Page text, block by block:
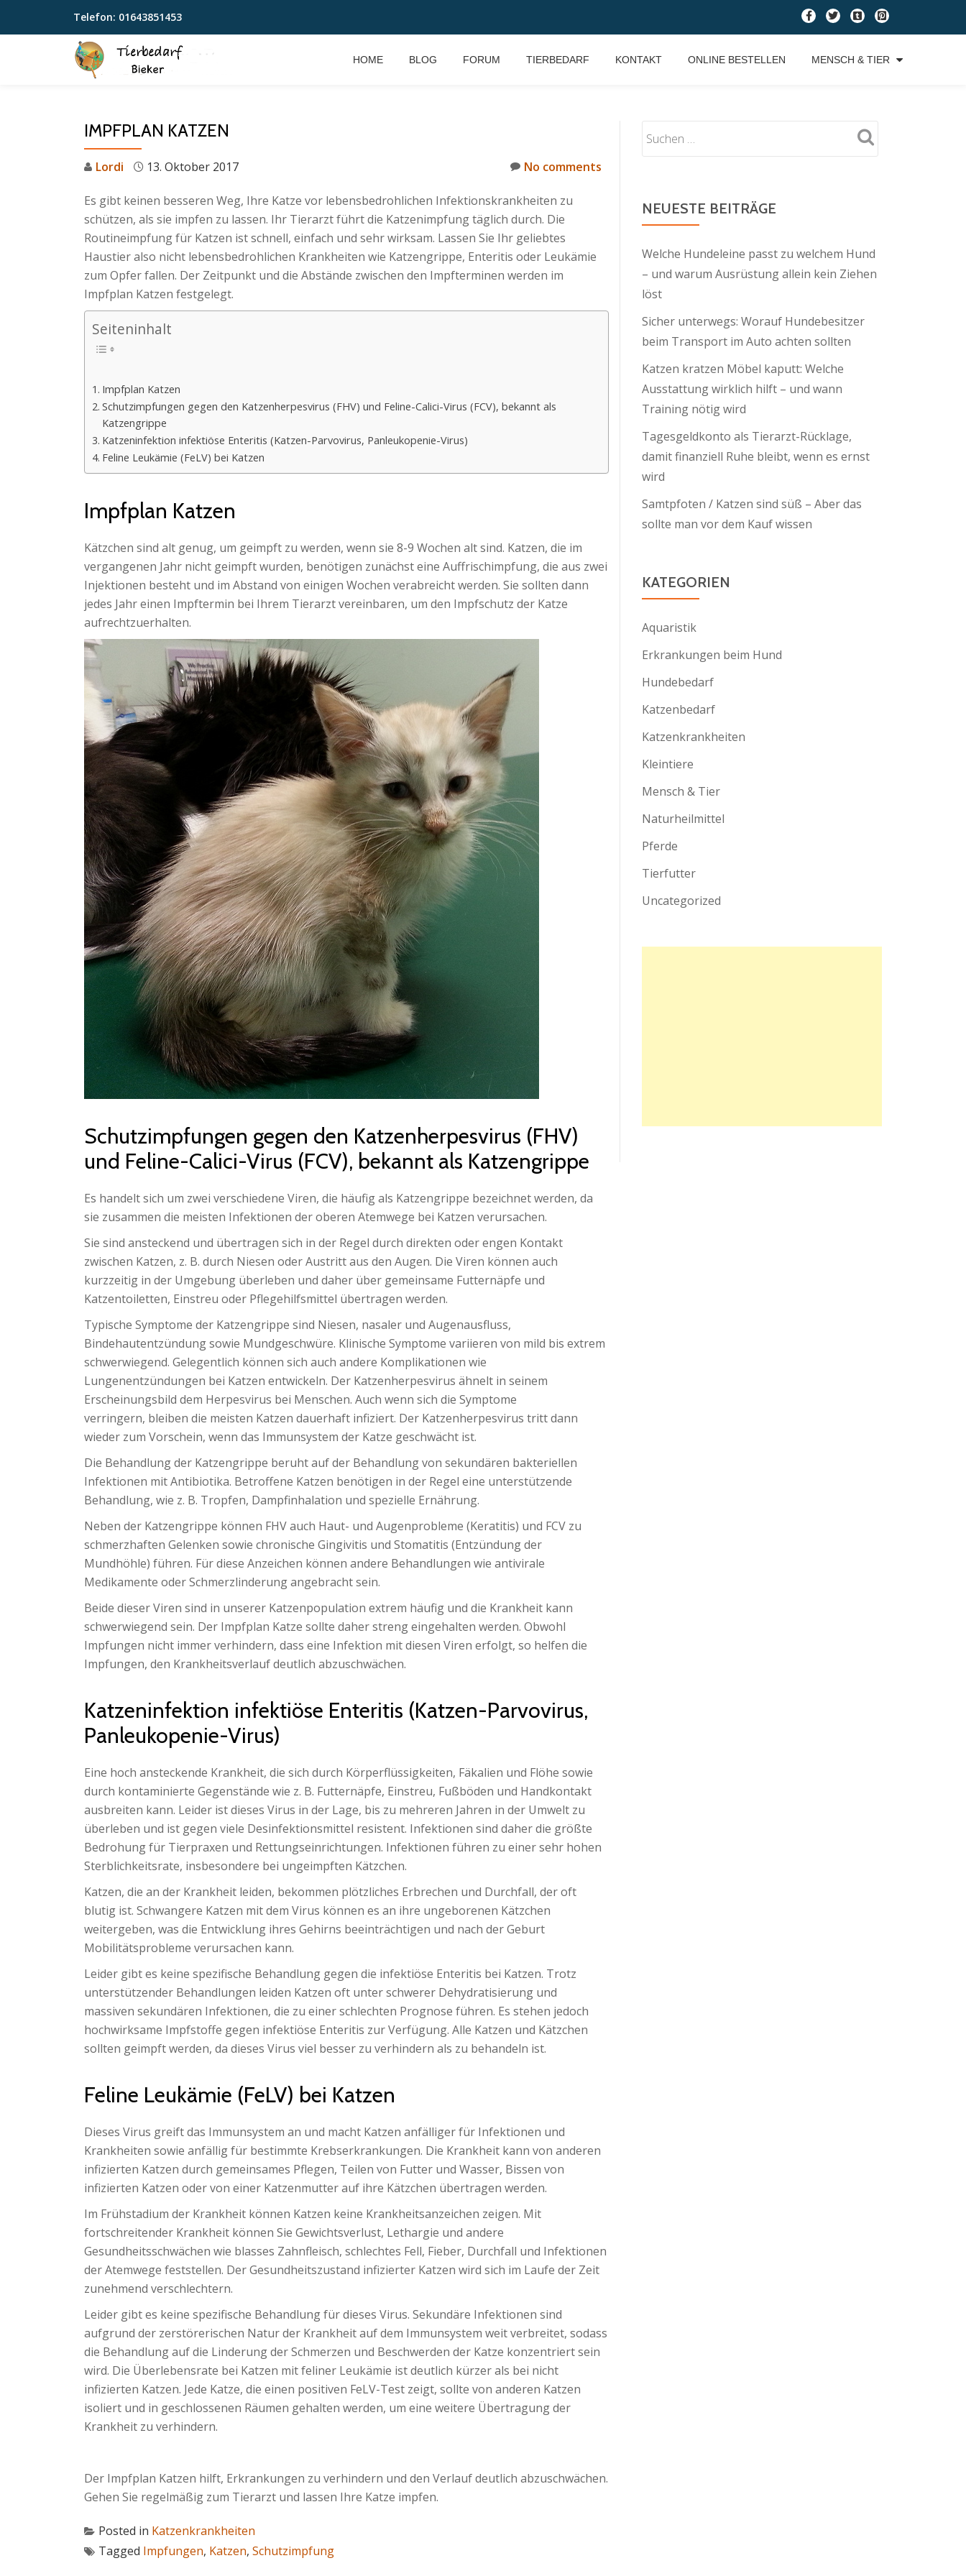
Skip
Telefon: 01643851453
fa-
facebook
fa-
twitter
fa-
tumblr-
square
fa-
pinterest-
square
HOME BLOG FORUM TIERBEDARF KONTAKT ONLINE BESTELLEN MENSCH & TIER
IMPFPLAN KATZEN
Lordi 13. Oktober 2017 No comments
Es gibt keinen besseren Weg, Ihre Katze vor lebensbedrohlichen Infektionskrankheiten zu
schützen, als sie impfen zu lassen. Ihr Tierarzt führt die Katzenimpfung täglich durch. Die
Routineimpfung für Katzen ist schnell, einfach und sehr wirksam. Lassen Sie Ihr geliebtes
Haustier also nicht lebensbedrohlichen Krankheiten wie Katzengrippe, Enteritis oder Leukämie
zum Opfer fallen. Der Zeitpunkt und die Abstände zwischen den Impfterminen werden im
Impfplan Katzen festgelegt.
Seiteninhalt
Impfplan Katzen
Schutzimpfungen gegen den Katzenherpesvirus (FHV) und Feline-Calici-Virus (FCV), bekannt als
Katzengrippe
Katzeninfektion infektiöse Enteritis (Katzen-Parvovirus, Panleukopenie-Virus)
Feline Leukämie (FeLV) bei Katzen
Impfplan Katzen
Kätzchen sind alt genug, um geimpft zu werden, wenn sie 8-9 Wochen alt sind. Katzen, die im
vergangenen Jahr nicht geimpft wurden, benötigen zunächst eine Auffrischimpfung, die aus zwei
Injektionen besteht und im Abstand von einigen Wochen verabreicht werden. Sie sollten dann
jedes Jahr einen Impftermin bei Ihrem Tierarzt vereinbaren, um den Impfschutz der Katze
aufrechtzuerhalten.
Schutzimpfungen gegen den Katzenherpesvirus (FHV)
und Feline-Calici-Virus (FCV), bekannt als Katzengrippe
Es handelt sich um zwei verschiedene Viren, die häufig als Katzengrippe bezeichnet werden, da
sie zusammen die meisten Infektionen der oberen Atemwege bei Katzen verursachen.
Sie sind ansteckend und übertragen sich in der Regel durch direkten oder engen Kontakt
zwischen Katzen, z. B. durch Niesen oder Austritt aus den Augen. Die Viren können auch
kurzzeitig in der Umgebung überleben und daher über gemeinsame Futternäpfe und
Katzentoiletten, Einstreu oder Pflegehilfsmittel übertragen werden.
Typische Symptome der Katzengrippe sind Niesen, nasaler und Augenausfluss,
Bindehautentzündung sowie Mundgeschwüre. Klinische Symptome variieren von mild bis extrem
schwerwiegend. Gelegentlich können sich auch andere Komplikationen wie
Lungenentzündungen bei Katzen entwickeln. Der Katzenherpesvirus ähnelt in seinem
Erscheinungsbild dem Herpesvirus bei Menschen. Auch wenn sich die Symptome
verringern, bleiben die meisten Katzen dauerhaft infiziert. Der Katzenherpesvirus tritt dann
wieder zum Vorschein, wenn das Immunsystem der Katze geschwächt ist.
Die Behandlung der Katzengrippe beruht auf der Behandlung von sekundären bakteriellen
Infektionen mit Antibiotika. Betroffene Katzen benötigen in der Regel eine unterstützende
Behandlung, wie z. B. Tropfen, Dampfinhalation und spezielle Ernährung.
Neben der Katzengrippe können FHV auch Haut- und Augenprobleme (Keratitis) und FCV zu
schmerzhaften Gelenken sowie chronische Gingivitis und Stomatitis (Entzündung der
Mundhöhle) führen. Für diese Anzeichen können andere Behandlungen wie antivirale
Medikamente oder Schmerzlinderung angebracht sein.
Beide dieser Viren sind in unserer Katzenpopulation extrem häufig und die Krankheit kann
schwerwiegend sein. Der Impfplan Katze sollte daher streng eingehalten werden. Obwohl
Impfungen nicht immer verhindern, dass eine Infektion mit diesen Viren erfolgt, so helfen die
Impfungen, den Krankheitsverlauf deutlich abzuschwächen.
Katzeninfektion infektiöse Enteritis (Katzen-Parvovirus,
Panleukopenie-Virus)
Eine hoch ansteckende Krankheit, die sich durch Körperflüssigkeiten, Fäkalien und Flöhe sowie
durch kontaminierte Gegenstände wie z. B. Futternäpfe, Einstreu, Fußböden und Handkontakt
ausbreiten kann. Leider ist dieses Virus in der Lage, bis zu mehreren Jahren in der Umwelt zu
überleben und ist gegen viele Desinfektionsmittel resistent. Infektionen sind daher die größte
Bedrohung für Tierpraxen und Rettungseinrichtungen. Infektionen führen zu einer sehr hohen
Sterblichkeitsrate, insbesondere bei ungeimpften Kätzchen.
Katzen, die an der Krankheit leiden, bekommen plötzliches Erbrechen und Durchfall, der oft
blutig ist. Schwangere Katzen mit dem Virus können es an ihre ungeborenen Kätzchen
weitergeben, was die Entwicklung ihres Gehirns beeinträchtigen und nach der Geburt
Mobilitätsprobleme verursachen kann.
Leider gibt es keine spezifische Behandlung gegen die infektiöse Enteritis bei Katzen. Trotz
unterstützender Behandlungen leiden Katzen oft unter schwerer Dehydratisierung und
massiven sekundären Infektionen, die zu einer schlechten Prognose führen. Es stehen jedoch
hochwirksame Impfstoffe gegen infektiöse Enteritis zur Verfügung. Alle Katzen und Kätzchen
sollten geimpft werden, da dieses Virus viel besser zu verhindern als zu behandeln ist.
Feline Leukämie (FeLV) bei Katzen
Dieses Virus greift das Immunsystem an und macht Katzen anfälliger für Infektionen und
Krankheiten sowie anfällig für bestimmte Krebserkrankungen. Die Krankheit kann von anderen
infizierten Katzen durch gemeinsames Pflegen, Teilen von Futter und Wasser, Bissen von
infizierten Katzen oder von einer Katzenmutter auf ihre Kätzchen übertragen werden.
Im Frühstadium der Krankheit können Katzen keine Krankheitsanzeichen zeigen. Mit
fortschreitender Krankheit können Sie Gewichtsverlust, Lethargie und andere
Gesundheitsschwächen wie blasses Zahnfleisch, schlechtes Fell, Fieber, Durchfall und Infektionen
der Atemwege feststellen. Der Gesundheitszustand infizierter Katzen wird sich im Laufe der Zeit
zunehmend verschlechtern.
Leider gibt es keine spezifische Behandlung für dieses Virus. Sekundäre Infektionen sind
aufgrund der zerstörerischen Natur der Krankheit auf dem Immunsystem weit verbreitet, sodass
die Behandlung auf die Linderung der Schmerzen und Beschwerden der Katze konzentriert sein
wird. Die Überlebensrate bei Katzen mit feliner Leukämie ist deutlich kürzer als bei nicht
infizierten Katzen. Jede Katze, die einen positiven FeLV-Test zeigt, sollte von anderen Katzen
isoliert und in geschlossenen Räumen gehalten werden, um eine weitere Übertragung der
Krankheit zu verhindern.
Der Impfplan Katzen hilft, Erkrankungen zu verhindern und den Verlauf deutlich abzuschwächen.
Gehen Sie regelmäßig zum Tierarzt und lassen Ihre Katze impfen.
Posted in Katzenkrankheiten
Tagged Impfungen, Katzen, Schutzimpfung
NEUESTE BEITRÄGE
Welche Hundeleine passt zu welchem Hund
– und warum Ausrüstung allein kein Ziehen
löst
Sicher unterwegs: Worauf Hundebesitzer
beim Transport im Auto achten sollten
Katzen kratzen Möbel kaputt: Welche
Ausstattung wirklich hilft – und wann
Training nötig wird
Tagesgeldkonto als Tierarzt-Rücklage,
damit finanziell Ruhe bleibt, wenn es ernst
wird
Samtpfoten / Katzen sind süß – Aber das
sollte man vor dem Kauf wissen
KATEGORIEN
Aquaristik
Erkrankungen beim Hund
Hundebedarf
Katzenbedarf
Katzenkrankheiten
Kleintiere
Mensch & Tier
Naturheilmittel
Pferde
Tierfutter
Uncategorized